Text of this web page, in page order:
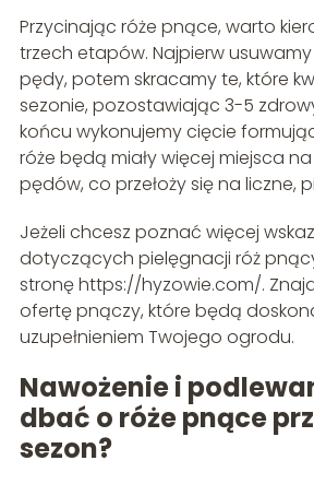
Przycinając róże pnące, warto
trzech etapów. Najpierw
pędy, potem skracamy te, które
sezonie, pozostawiając 3-5
końcu wykonujemy cięcie
róże będą miały więcej miejsca
pędów, co przełoży się na liczne,
Jeżeli chcesz poznać więcej
dotyczących pielęgnacji róż
stronę https://hyzowie.com/.
ofertę pnączy, które będą
uzupełnieniem Twojego ogrodu.
Nawożenie i
dbać o róże pnące
sezon?